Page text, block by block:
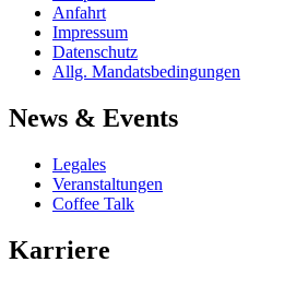
Anfahrt
Impressum
Datenschutz
Allg. Mandatsbedingungen
News & Events
Legales
Veranstaltungen
Coffee Talk
Karriere